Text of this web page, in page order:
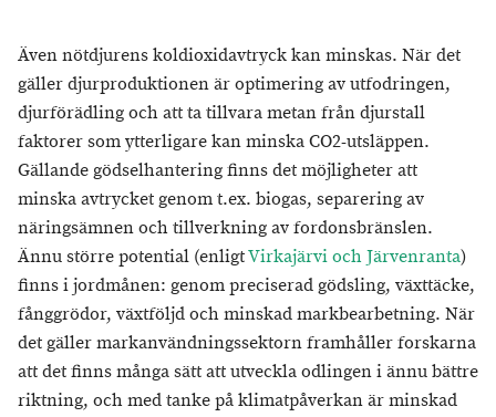
Även nötdjurens koldioxidavtryck kan minskas. När det
gäller djurproduktionen är optimering av utfodringen,
djurförädling och att ta tillvara metan från djurstall
faktorer som ytterligare kan minska CO2-utsläppen.
Gällande gödselhantering finns det möjligheter att
minska avtrycket genom t.ex. biogas, separering av
näringsämnen och tillverkning av fordonsbränslen.
Ännu större potential (enligtVirkajärvi och Järvenranta)
finns i jordmånen: genom preciserad gödsling, växttäcke,
fånggrödor, växtföljd och minskad markbearbetning. När
det gäller markanvändningssektorn framhåller forskarna
att det finns många sätt att utveckla odlingen i ännu bättre
riktning, och med tanke på klimatpåverkan är minskad